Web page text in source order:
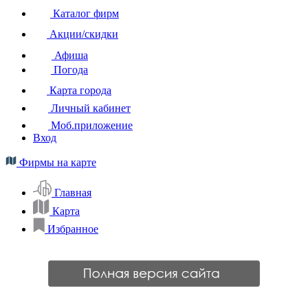
Каталог фирм
Акции/скидки
Афиша
Погода
Карта города
Личный кабинет
Моб.приложение
Вход
Фирмы на карте
Главная
Карта
Избранное